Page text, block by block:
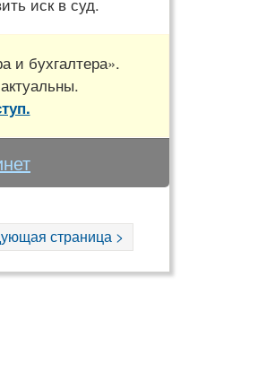
иск в суд.
и бухгалтера».
страница >